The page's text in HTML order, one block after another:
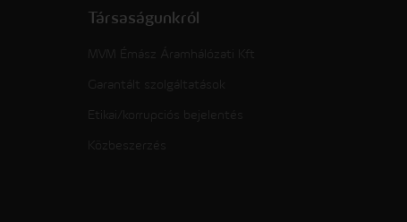
Társaságunkról
MVM Émász Áramhálózati Kft
Garantált szolgáltatások
Etikai/korrupciós bejelentés
Közbeszerzés